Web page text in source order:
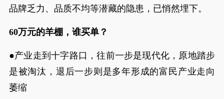
品牌乏力、品质不均等潜藏的隐患，已悄然埋下。
60万元的羊棚，谁买单？
●产业走到十字路口，往前一步是现代化，原地踏步
是被淘汰，退后一步则是多年形成的富民产业走向
萎缩